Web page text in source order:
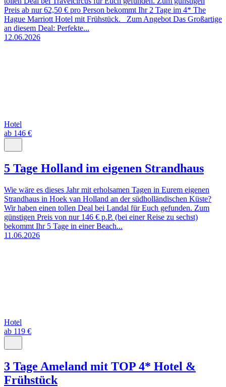
Preis ab nur 62,50 € pro Person bekommt Ihr 2 Tage im 4* The
Hague Marriott Hotel mit Frühstück. Zum Angebot Das Großartige
an diesem Deal: Perfekte...
12.06.2026
Hotel
ab 146 €
5 Tage Holland im eigenen Strandhaus
Wie wäre es dieses Jahr mit erholsamen Tagen in Eurem eigenen
Strandhaus in Hoek van Holland an der südholländischen Küste?
Wir haben einen tollen Deal bei Landal für Euch gefunden. Zum
günstigen Preis von nur 146 € p.P. (bei einer Reise zu sechst)
bekommt Ihr 5 Tage in einer Beach...
11.06.2026
Hotel
ab 119 €
3 Tage Ameland mit TOP 4* Hotel &
Frühstück